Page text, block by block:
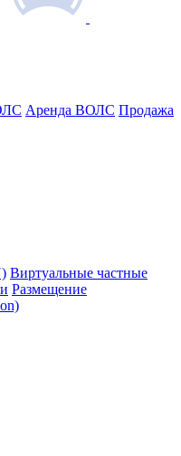
Аренда ВОЛС Продажа
Виртуальные частные
Размещение